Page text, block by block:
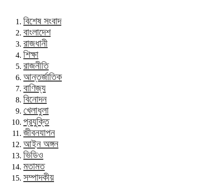
বিশেষ সংবাদ
বাংলাদেশ
রাজধানী
শিক্ষা
রাজনীতি
আন্তর্জাতিক
বাণিজ্য
বিনোদন
খেলাধুলা
প্রযুক্তি
জীবনযাপন
আইন অঙ্গন
ভিডিও
মতামত
সম্পাদকীয়